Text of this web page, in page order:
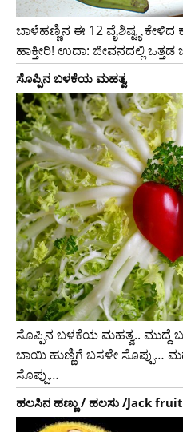
ಬಾಳೆಹಣ್ಣಿನ ಈ 12 ವೈಶಿಷ್ಟ್ಯ ಕೇಳಿದ
ಹಾಕ್ತೀರಿ! ಉದಾ: ಜೀವನದಲ್ಲಿ ಒತ್ತಡ
ಸೊಪ್ಪಿನ ಬಳಕೆಯ ಮಹತ್ವ
ಸೊಪ್ಪಿನ ಬಳಕೆಯ ಮಹತ್ವ.. ಮುದ್ದೆ
ಬಾಯಿ ಹುಣ್ಣಿಗೆ ಬಸಳೇ ಸೊಪ್ಪು…
ಸೊಪ್ಪು…
ಹಲಸಿನ ಹಣ್ಣು / ಹಲಸು /Jack